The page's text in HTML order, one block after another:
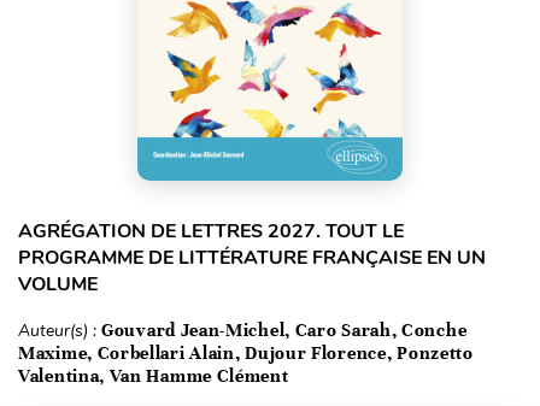
AGRÉGATION DE LETTRES 2027. TOUT LE
PROGRAMME DE LITTÉRATURE FRANÇAISE EN UN
VOLUME
Auteur(s) : Gouvard Jean-Michel, Caro Sarah, Conche
Maxime, Corbellari Alain, Dujour Florence, Ponzetto
Valentina, Van Hamme Clément